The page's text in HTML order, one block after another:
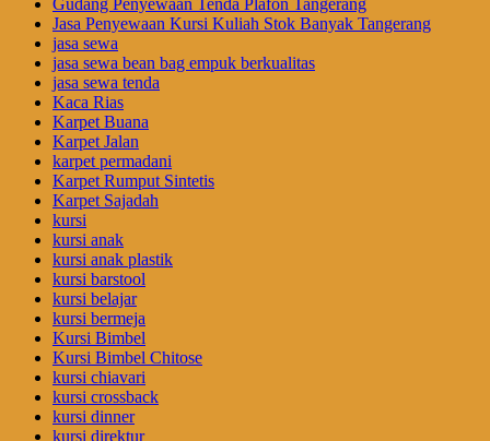
Jasa Penyewaan Kursi Kuliah Stok Banyak Tangerang
jasa sewa
jasa sewa bean bag empuk berkualitas
jasa sewa tenda
Kaca Rias
Karpet Buana
Karpet Jalan
karpet permadani
Karpet Rumput Sintetis
Karpet Sajadah
kursi
kursi anak
kursi anak plastik
kursi barstool
kursi belajar
kursi bermeja
Kursi Bimbel
Kursi Bimbel Chitose
kursi chiavari
kursi crossback
kursi dinner
kursi direktur